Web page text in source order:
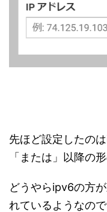
先ほど設定したの
「または」以降の
どうやらipv6の方
れているようなの